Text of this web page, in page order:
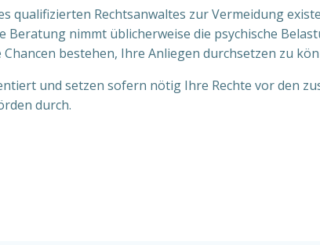
qualifizierten Rechtsanwaltes zur Vermeidung
nimmt üblicherweise die psychische
bestehen, Ihre Anliegen durchsetzen zu
und setzen sofern nötig Ihre Rechte vor den
durch.